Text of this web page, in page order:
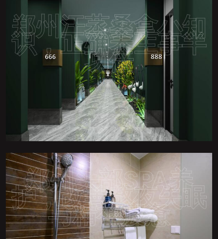
郑州汗蒸桑拿小知
识，正确养生事半
功倍
郑州头部SPA养
护，改善熬夜失眠
与精神疲惫